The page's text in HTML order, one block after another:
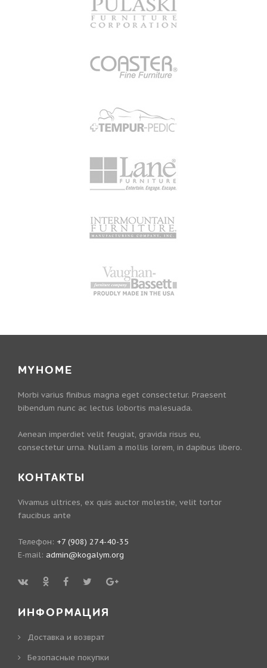
MYHOME
Morbi varius finibus magna eget consectetur. Praesent
bibendum nunc ac lectus lobortis malesuada.
Aenean imperdiet velit feugiat, gravida risus eu,
consectetur urna. Nullam a mollis lorem, in dapibus libero.
КОНТАКТЫ
Vivamus ultrices, ex quis auctor molestie, velit tortor
faucibus ante
Телефон: +7 (908) 274-40-35
E-mail: admin@kogalym.org
ИНФОРМАЦИЯ
Доставка и возврат
Безопасные покупки